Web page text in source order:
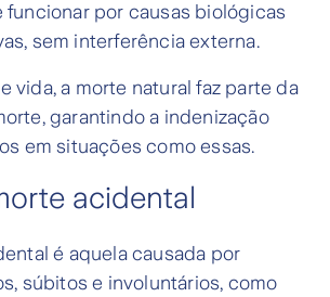
funcionar por causas biológicas
sem interferência externa.
vida, a morte natural faz parte da
garantindo a indenização
em situações como essas.
acidental
é aquela causada por
súbitos e involuntários, como